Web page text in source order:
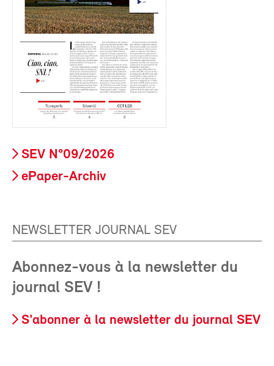
SEV N°09/2026
ePaper-Archiv
NEWSLETTER JOURNAL SEV
Abonnez-vous à la newsletter du
journal SEV !
S'abonner à la newsletter du journal SEV